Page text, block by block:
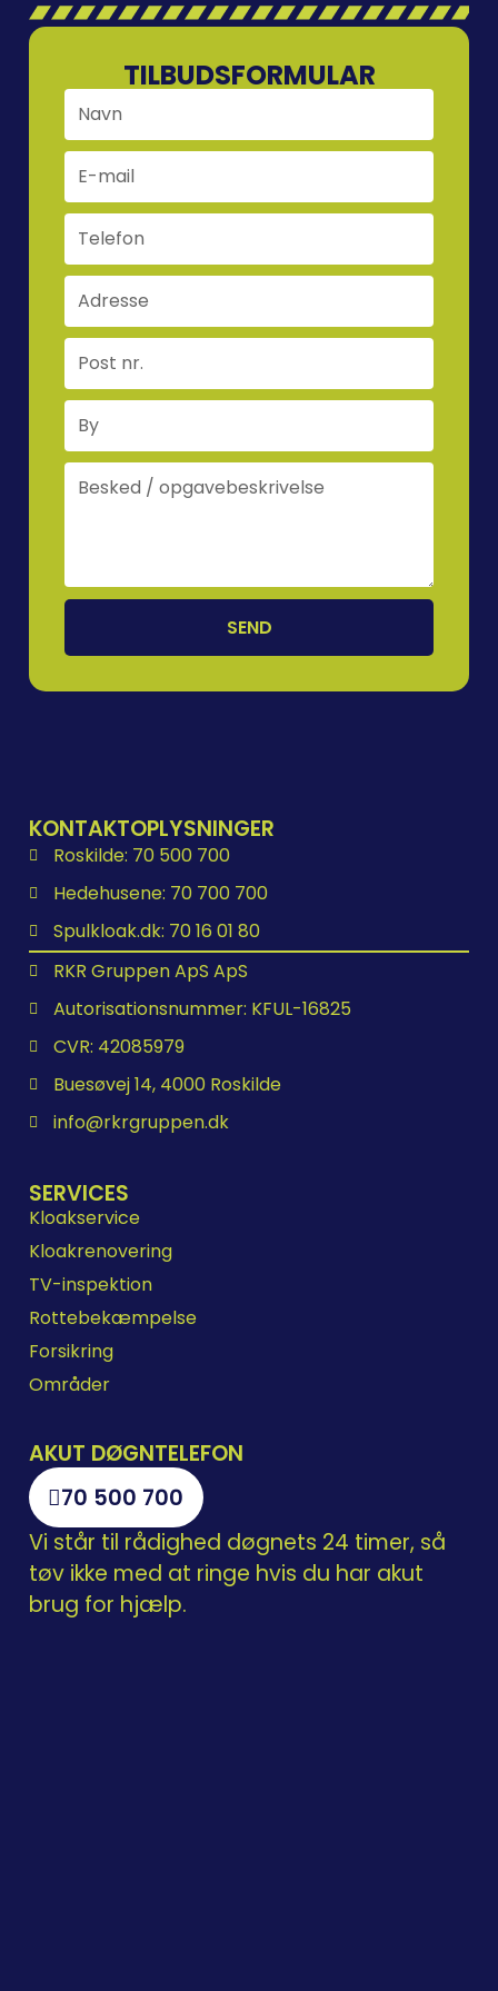
TILBUDSFORMULAR
SEND
KONTAKTOPLYSNINGER
Roskilde: 70 500 700
Hedehusene: 70 700 700
Spulkloak.dk: 70 16 01 80
RKR Gruppen ApS ApS
Autorisationsnummer: KFUL-16825
CVR: 42085979
Buesøvej 14, 4000 Roskilde
info@rkrgruppen.dk
SERVICES
Kloakservice
Kloakrenovering
TV-inspektion
Rottebekæmpelse
Forsikring
Områder
AKUT DØGNTELEFON
70 500 700
Vi står til rådighed døgnets 24 timer, så
tøv ikke med at ringe hvis du har akut
brug for hjælp.